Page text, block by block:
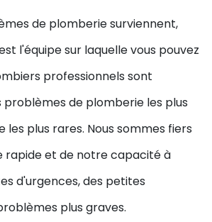
de plomberie surviennent,
l'équipe sur laquelle vous pouvez
professionnels sont
problèmes de plomberie les plus
les plus rares. Nous sommes fiers
rapide et de notre capacité à
d'urgences, des petites
plus graves.